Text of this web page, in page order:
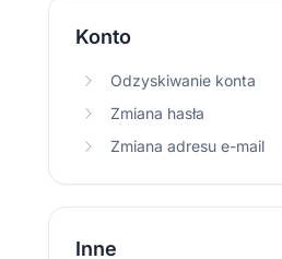
Konto
Odzyskiwanie konta
Zmiana hasła
Zmiana adresu e-mail
Inne